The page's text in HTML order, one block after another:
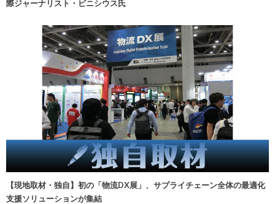
際ジャーナリスト・ビニシウス氏
【現地取材・独自】初の「物流DX展」、サプライチェーン全体の最適化
支援ソリューションが集結